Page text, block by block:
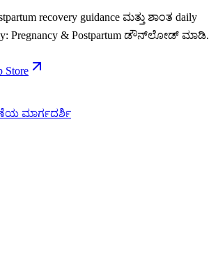
recovery guidance ಮತ್ತು ಶಾಂತ daily
Pregnancy & Postpartum ಡೌನ್‌ಲೋಡ್ ಮಾಡಿ.
Store
ಮಾರ್ಗದರ್ಶಿ